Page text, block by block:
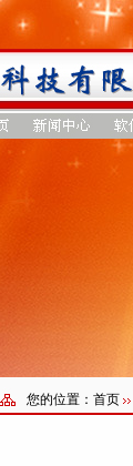
您的位置：首页